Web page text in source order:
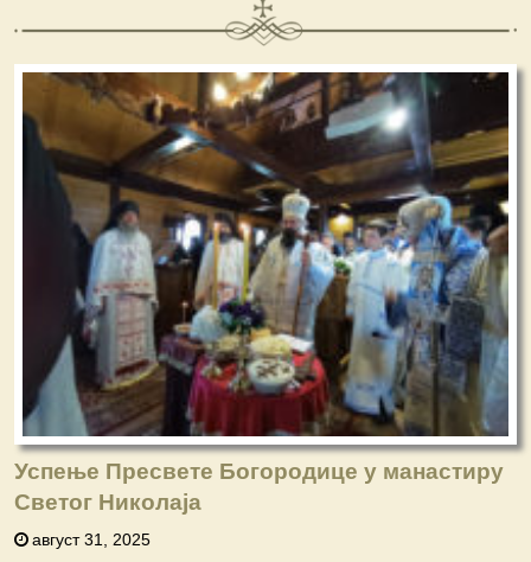
Успење Пресвете Богородице у манастиру
Светог Николаја
август 31, 2025